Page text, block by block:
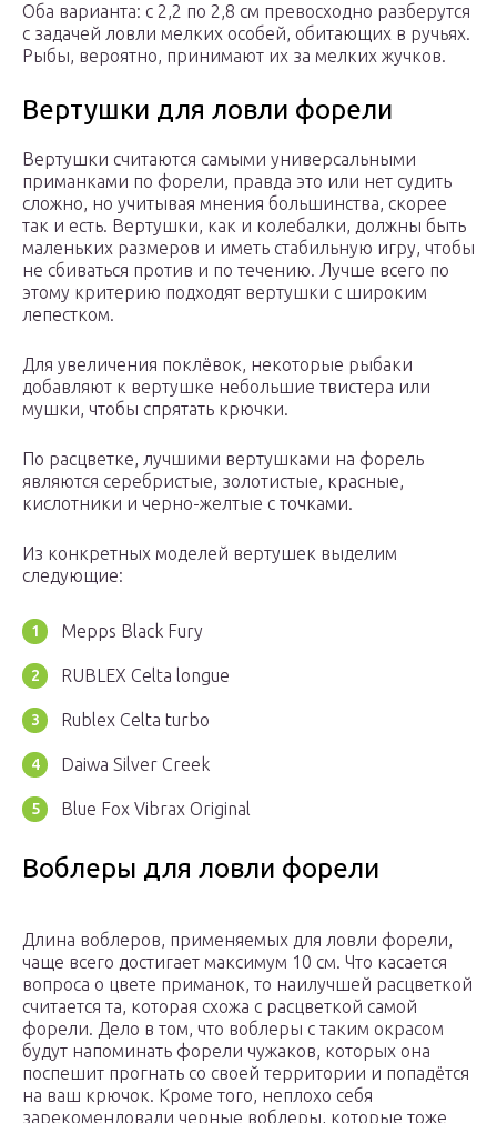
Оба варианта: с 2,2 по 2,8 см превосходно разберутся
с задачей ловли мелких особей, обитающих в ручьях.
Рыбы, вероятно, принимают их за мелких жучков.
Вертушки для ловли форели
Вертушки считаются самыми универсальными
приманками по форели, правда это или нет судить
сложно, но учитывая мнения большинства, скорее
так и есть. Вертушки, как и колебалки, должны быть
маленьких размеров и иметь стабильную игру, чтобы
не сбиваться против и по течению. Лучше всего по
этому критерию подходят вертушки с широким
лепестком.
Для увеличения поклёвок, некоторые рыбаки
добавляют к вертушке небольшие твистера или
мушки, чтобы спрятать крючки.
По расцветке, лучшими вертушками на форель
являются серебристые, золотистые, красные,
кислотники и черно-желтые с точками.
Из конкретных моделей вертушек выделим
следующие:
Mepps Black Fury
RUBLEX Celta longue
Rublex Celta turbo
Daiwa Silver Creek
Blue Fox Vibrax Original
Воблеры для ловли форели
Длина воблеров, применяемых для ловли форели,
чаще всего достигает максимум 10 см. Что касается
вопроса о цвете приманок, то наилучшей расцветкой
считается та, которая схожа с расцветкой самой
форели. Дело в том, что воблеры с таким окрасом
будут напоминать форели чужаков, которых она
поспешит прогнать со своей территории и попадётся
на ваш крючок. Кроме того, неплохо себя
зарекомендовали черные воблеры, которые тоже